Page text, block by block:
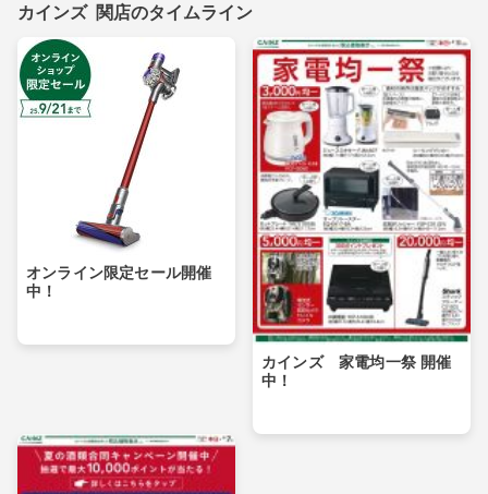
カインズ 関店のタイムライン
オンライン限定セール開催
中！
カインズ 家電均一祭 開催
中！